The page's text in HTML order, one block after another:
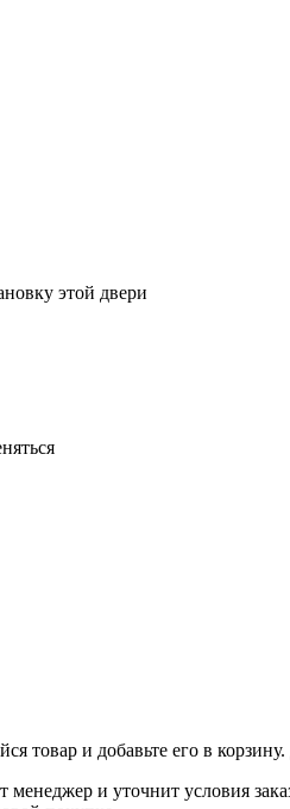
этой двери
товар и добавьте его в
и уточнит условия